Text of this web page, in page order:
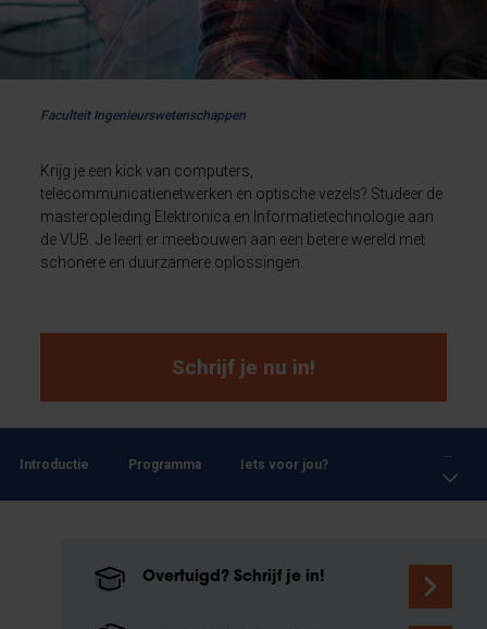
Faculteit Ingenieurswetenschappen
Krijg je een kick van computers,
telecommunicatienetwerken en optische vezels? Studeer de
masteropleiding Elektronica en Informatietechnologie aan
de VUB. Je leert er meebouwen aan een betere wereld met
schonere en duurzamere oplossingen.
Schrijf je nu in!
Introductie Programma Iets voor jou?
Overtuigd? Schrijf je in!